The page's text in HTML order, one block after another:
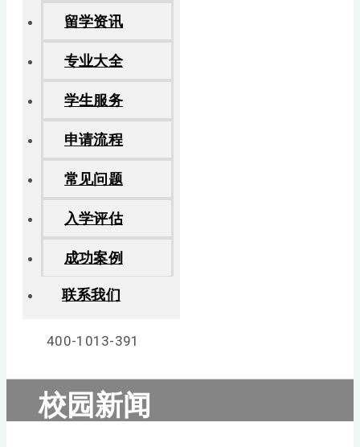
留学资讯
专业大全
学生服务
申请流程
常见问题
入学评估
成功案例
联系我们
400-1013-391
校园新闻